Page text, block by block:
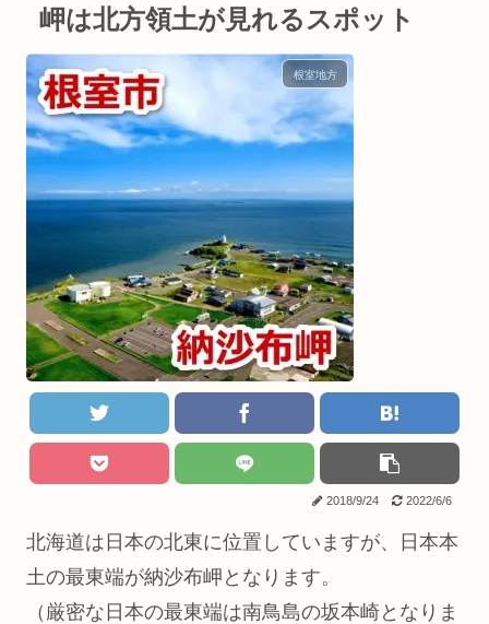
岬は北方領土が見れるスポット
根室地方
2018/9/24 2022/6/6
北海道は日本の北東に位置していますが、日本本
土の最東端が納沙布岬となります。
（厳密な日本の最東端は南鳥島の坂本崎となりま